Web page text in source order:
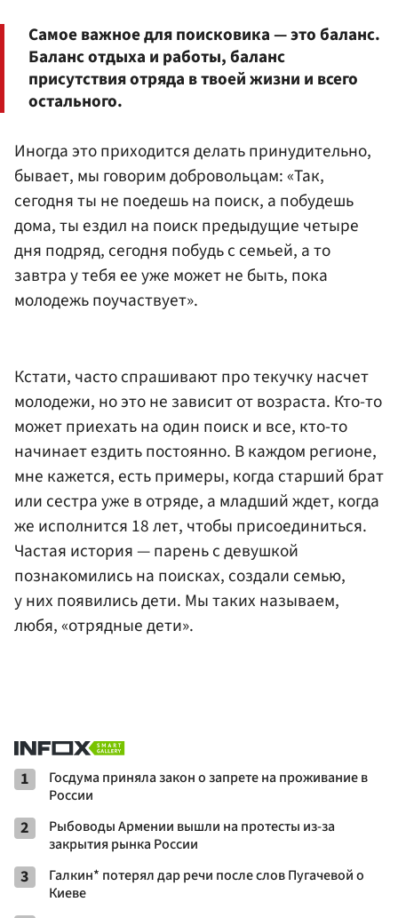
Самое важное для поисковика — это баланс.
Баланс отдыха и работы, баланс
присутствия отряда в твоей жизни и всего
остального.
Иногда это приходится делать принудительно,
бывает, мы говорим добровольцам: «Так,
сегодня ты не поедешь на поиск, а побудешь
дома, ты ездил на поиск предыдущие четыре
дня подряд, сегодня побудь с семьей, а то
завтра у тебя ее уже может не быть, пока
молодежь поучаствует».
Кстати, часто спрашивают про текучку насчет
молодежи, но это не зависит от возраста. Кто-то
может приехать на один поиск и все, кто-то
начинает ездить постоянно. В каждом регионе,
мне кажется, есть примеры, когда старший брат
или сестра уже в отряде, а младший ждет, когда
же исполнится 18 лет, чтобы присоединиться.
Частая история — парень с девушкой
познакомились на поисках, создали семью,
у них появились дети. Мы таких называем,
любя, «отрядные дети».
1
Госдума приняла закон о запрете на проживание в
России
2
Рыбоводы Армении вышли на протесты из-за
закрытия рынка России
3
Галкин* потерял дар речи после слов Пугачевой о
Киеве